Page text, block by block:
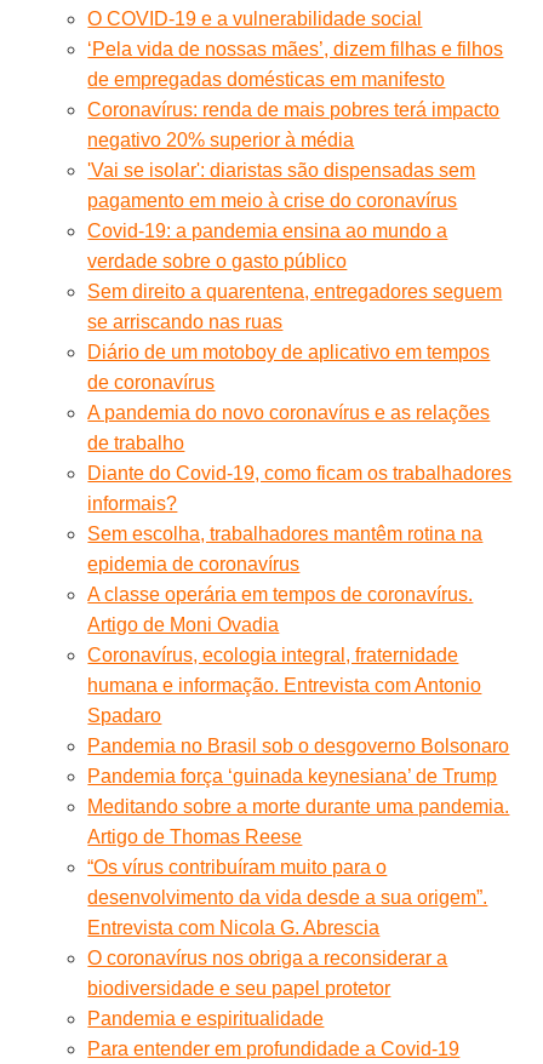
O COVID-19 e a vulnerabilidade social
‘Pela vida de nossas mães’, dizem filhas e filhos
de empregadas domésticas em manifesto
Coronavírus: renda de mais pobres terá impacto
negativo 20% superior à média
'Vai se isolar': diaristas são dispensadas sem
pagamento em meio à crise do coronavírus
Covid-19: a pandemia ensina ao mundo a
verdade sobre o gasto público
Sem direito a quarentena, entregadores seguem
se arriscando nas ruas
Diário de um motoboy de aplicativo em tempos
de coronavírus
A pandemia do novo coronavírus e as relações
de trabalho
Diante do Covid-19, como ficam os trabalhadores
informais?
Sem escolha, trabalhadores mantêm rotina na
epidemia de coronavírus
A classe operária em tempos de coronavírus.
Artigo de Moni Ovadia
Coronavírus, ecologia integral, fraternidade
humana e informação. Entrevista com Antonio
Spadaro
Pandemia no Brasil sob o desgoverno Bolsonaro
Pandemia força ‘guinada keynesiana’ de Trump
Meditando sobre a morte durante uma pandemia.
Artigo de Thomas Reese
“Os vírus contribuíram muito para o
desenvolvimento da vida desde a sua origem”.
Entrevista com Nicola G. Abrescia
O coronavírus nos obriga a reconsiderar a
biodiversidade e seu papel protetor
Pandemia e espiritualidade
Para entender em profundidade a Covid-19